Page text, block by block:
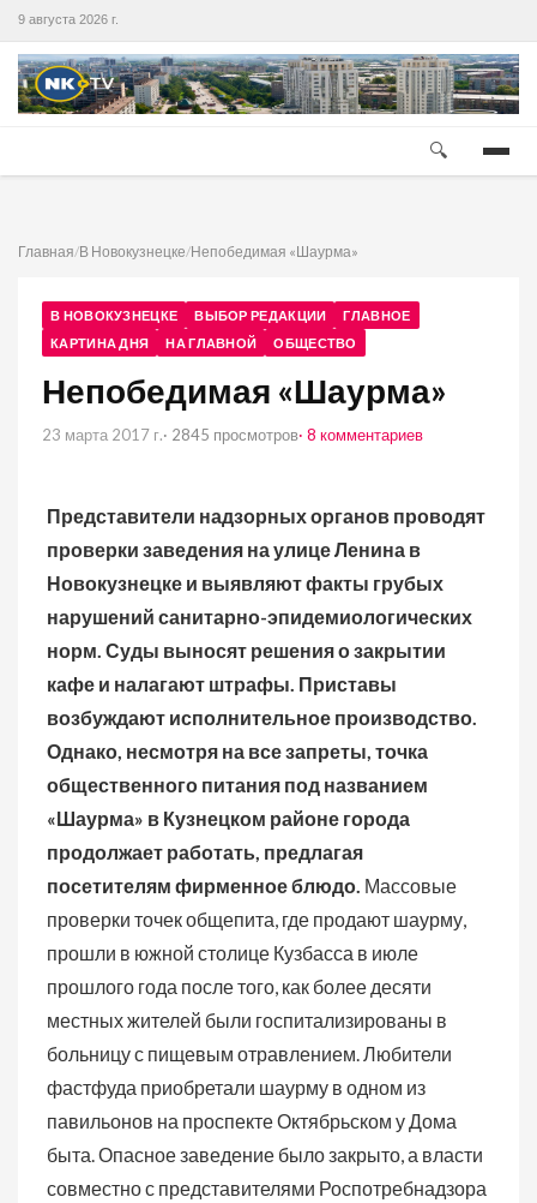
9 августа 2026 г.
🔍
Главная/В Новокузнецке/Непобедимая «Шаурма»
В НОВОКУЗНЕЦКЕ ВЫБОР РЕДАКЦИИ
ГЛАВНОЕ
КАРТИНА ДНЯ
НА ГЛАВНОЙ ОБЩЕСТВО
Непобедимая «Шаурма»
23 марта 2017 г.· 2845 просмотров· 8 комментариев
Представители надзорных органов проводят
проверки заведения на улице Ленина в
Новокузнецке и выявляют факты грубых
нарушений санитарно-эпидемиологических
норм. Суды выносят решения о закрытии
кафе и налагают штрафы. Приставы
возбуждают исполнительное производство.
Однако, несмотря на все запреты, точка
общественного питания под названием
«Шаурма» в Кузнецком районе города
продолжает работать, предлагая
посетителям фирменное блюдо. Массовые
проверки точек общепита, где продают шаурму,
прошли в южной столице Кузбасса в июле
прошлого года после того, как более десяти
местных жителей были госпитализированы в
больницу с пищевым отравлением. Любители
фастфуда приобретали шаурму в одном из
павильонов на проспекте Октябрьском у Дома
быта. Опасное заведение было закрыто, а власти
совместно с представителями Роспотребнадзора